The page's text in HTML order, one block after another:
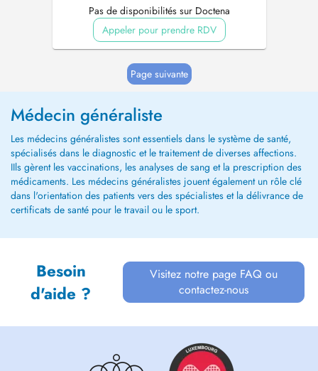
Pas de disponibilités sur Doctena
Appeler pour prendre RDV
Page suivante
Médecin généraliste
Les médecins généralistes sont essentiels dans le système de santé,
spécialisés dans le diagnostic et le traitement de diverses affections.
IIls gèrent les vaccinations, les analyses de sang et la prescription des
médicaments. Les médecins généralistes jouent également un rôle clé
dans l'orientation des patients vers des spécialistes et la délivrance de
certificats de santé pour le travail ou le sport.
Besoin
d'aide ?
Visitez notre page FAQ ou
contactez-nous